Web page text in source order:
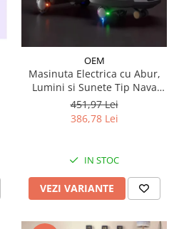
OEM
Masinuta Electrica cu Abur,
Lumini si Sunete Tip Nava
Spatiala
451,97 Lei
386,78 Lei
IN STOC
VEZI VARIANTE